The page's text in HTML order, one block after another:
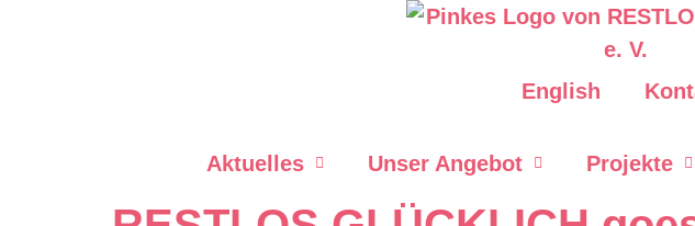
English
Aktuelles Unser Angebot Projekte